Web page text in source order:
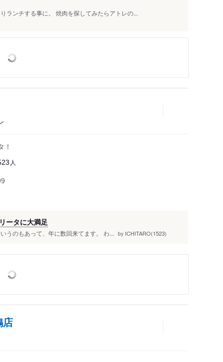
ランチする事に。 焼肉を探してみたらアトレの...
！
人
ータに大満足
うのもあって、年に数回来てます。 わ... by ICHITARO(1523)
店